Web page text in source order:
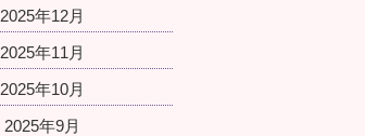
2025年12月
2025年11月
2025年10月
2025年9月